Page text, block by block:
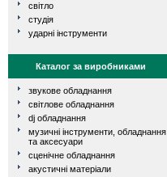
світло
студія
ударні інструменти
Каталог за виробниками
звукове обладнання
світлове обладнання
dj обладнання
музичні інструменти, обладнання
та аксесуари
сценічне обладнання
акустичні матеріали